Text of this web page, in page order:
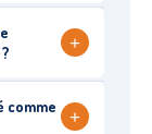
+
comme
+